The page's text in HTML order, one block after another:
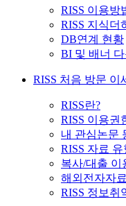
RISS 이용방
RISS 지식더
DB연계 현황
BI 및 배너
RISS 처음 방문 이
RISS란?
RISS 이용권
내 관심논문
RISS 자료
복사/대출 이
해외전자자
RISS 정보취